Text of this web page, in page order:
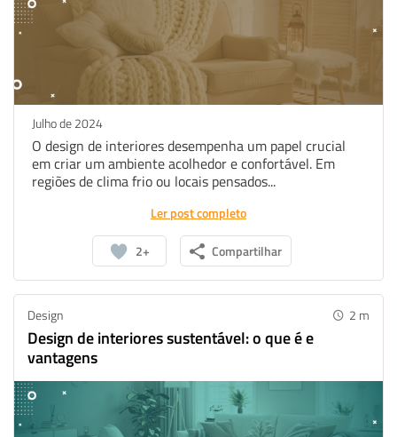
Julho de 2024
O design de interiores desempenha um papel crucial
em criar um ambiente acolhedor e confortável. Em
regiões de clima frio ou locais pensados...
Ler post completo
2+ Compartilhar
Design 2 m
Design de interiores sustentável: o que é e
vantagens
Whatsapp Facebook Linkedin
Twitter